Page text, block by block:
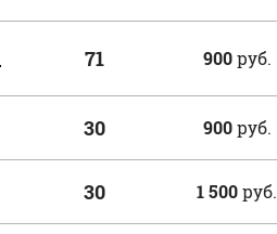
71 900руб.
30 900руб.
30 1 500руб.